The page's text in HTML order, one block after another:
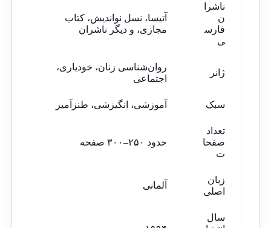
ناشرا
ن
فارس
ی
آتیسا، نسل نواندیش، کتاب
مجازی، و دیگر ناشران
ژانر
روان‌شناسی زنان، خودیاری،
اجتماعی
سبک آموزشی، انگیزشی، طنزآمیز
تعداد
صفحا
ت
حدود ۲۵۰–۳۰۰ صفحه
زبان
اصلی
آلمانی
سال